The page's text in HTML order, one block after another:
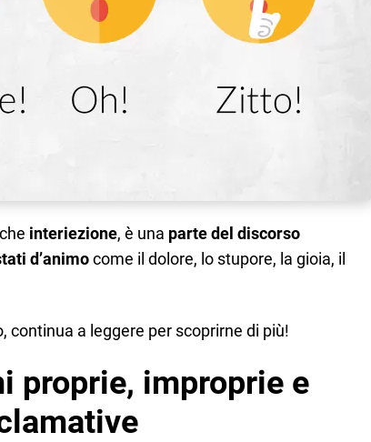
interiezione, è una parte del discorso
d’animocome il dolore, lo stupore, la gioia, il
continua a leggere per scoprirne di più!
proprie, improprie e